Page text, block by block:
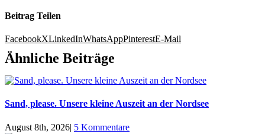
Beitrag Teilen
FacebookXLinkedInWhatsAppPinterestE-Mail
Ähnliche Beiträge
Sand, please. Unsere kleine Auszeit an der Nordsee
August 8th, 2026| 5 Kommentare